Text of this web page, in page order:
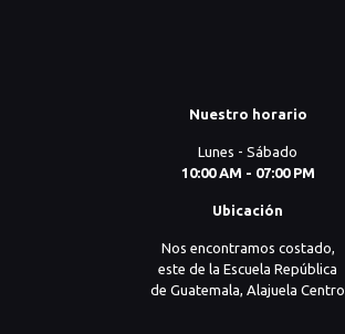
Nuestro horario
Lunes - Sábado
10:00 AM - 07:00 PM
Ubicación
Nos encontramos costado,
este de la Escuela República
de Guatemala, Alajuela Centro